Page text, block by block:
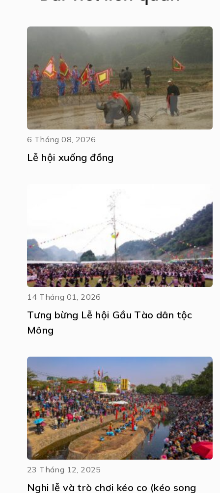
6 Tháng 08, 2026
Lễ hội xuống đồng
14 Tháng 01, 2026
Tưng bừng Lễ hội Gầu Tào dân tộc
Mông
23 Tháng 12, 2025
Nghi lễ và trò chơi kéo co (kéo song